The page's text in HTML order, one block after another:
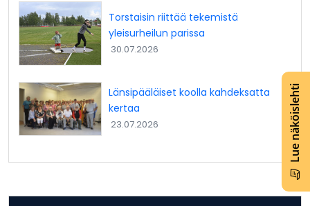
Lue näköislehti
Torstaisin riittää tekemistä
yleisurheilun parissa
30.07.2026
Länsipääläiset koolla kahdeksatta
kertaa
23.07.2026